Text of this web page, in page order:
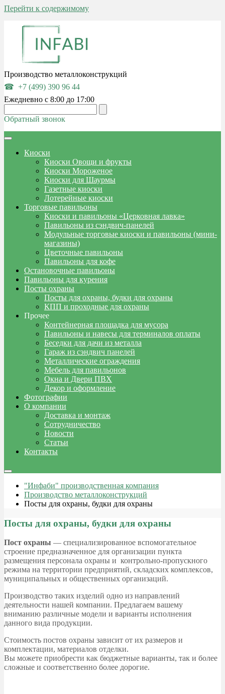
Перейти к содержимому
Производство металлоконструкций
+7 (499) 390 96 44
Ежедневно с 8:00 до 17:00
Обратный звонок
Киоски
Киоски Овощи и фрукты
Киоски Мороженое
Киоски для Шаурмы
Газетные киоски
Лотерейные киоски
Торговые павильоны
Киоски и павильоны «Церковная лавка»
Павильоны из сэндвич-панелей
Модульные торговые киоски и павильоны (мини-
магазины)
Цветочные павильоны
Павильоны для кофе
Остановочные павильоны
Павильоны для курения
Посты охраны
Посты для охраны, будки для охраны
КПП и проходные для охраны
Прочее
Контейнерная площадка для мусора
Павильоны и навесы для терминалов оплаты
Беседки для дачи из металла
Гараж из сэндвич панелей
Металлические ограждения
Мебель для павильонов
Окна и Двери ПВХ
Декор и оформление
Фотографии
О компании
Доставка и монтаж
Сотрудничество
Новости
Статьи
Контакты
"Инфаби" производственная компания
Производство металлоконструкций
Посты для охраны, будки для охраны
Посты для охраны, будки для охраны
Пост охраны — специализированное вспомогательное
строение предназначенное для организации пункта
размещения персонала охраны и контрольно-пропускного
режима на территории предприятий, складских комплексов,
муниципальных и общественных организаций.
Производство таких изделий одно из направлений
деятельности нашей компании. Предлагаем вашему
вниманию различные модели и варианты исполнения
данного вида продукции.
Стоимость постов охраны зависит от их размеров и
комплектации, материалов отделки.
Вы можете приобрести как бюджетные варианты, так и более
сложные и соответственно более дорогие.